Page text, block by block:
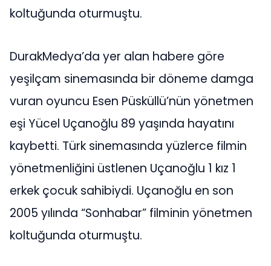
koltuğunda oturmuştu.
DurakMedya’da yer alan habere göre
yeşilçam sinemasında bir döneme damga
vuran oyuncu Esen Püsküllü’nün yönetmen
eşi Yücel Uçanoğlu 89 yaşında hayatını
kaybetti. Türk sinemasında yüzlerce filmin
yönetmenliğini üstlenen Uçanoğlu 1 kız 1
erkek çocuk sahibiydi. Uçanoğlu en son
2005 yılında “Sonhabar” filminin yönetmen
koltuğunda oturmuştu.